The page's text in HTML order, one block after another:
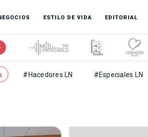
ESTILO DE VIDA EDITORIAL
#Hacedores LN #Especiales LN